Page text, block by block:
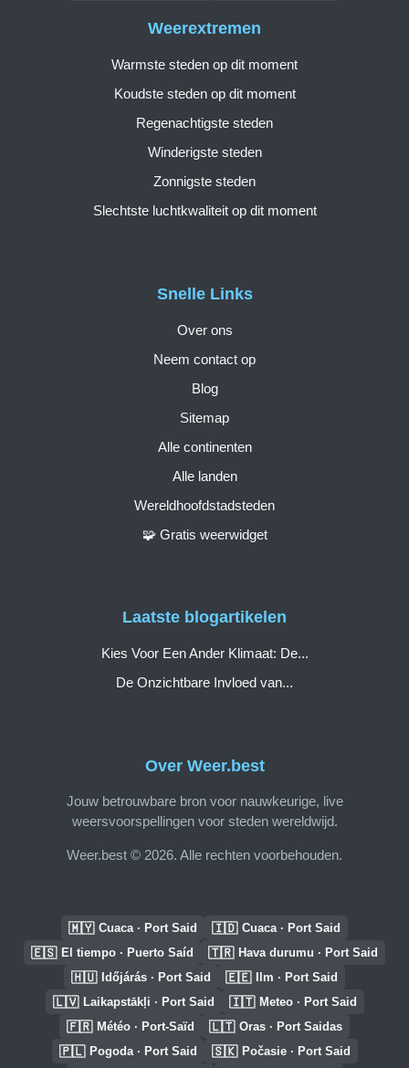
Over Weer.best
Jouw betrouwbare bron voor nauwkeurige, live
weersvoorspellingen voor steden wereldwijd.
Weer.best © 2026. Alle rechten voorbehouden.
Snelle Links
Over ons
Neem contact op
Blog
Sitemap
Alle continenten
Alle landen
Wereldhoofdstadsteden
🧩 Gratis weerwidget
Weerextremen
Warmste steden op dit moment
Koudste steden op dit moment
Regenachtigste steden
Winderigste steden
Zonnigste steden
Slechtste luchtkwaliteit op dit moment
Laatste blogartikelen
Kies Voor Een Ander Klimaat: De...
De Onzichtbare Invloed van...
🇲🇾 Cuaca · Port Said 🇮🇩 Cuaca · Port Said
🇪🇸 El tiempo · Puerto Saíd 🇹🇷 Hava durumu · Port Said
🇭🇺 Időjárás · Port Said 🇪🇪 Ilm · Port Said
🇱🇻 Laikapstākļi · Port Said 🇮🇹 Meteo · Port Said
🇫🇷 Météo · Port-Saïd 🇱🇹 Oras · Port Saidas
🇵🇱 Pogoda · Port Said 🇸🇰 Počasie · Port Said